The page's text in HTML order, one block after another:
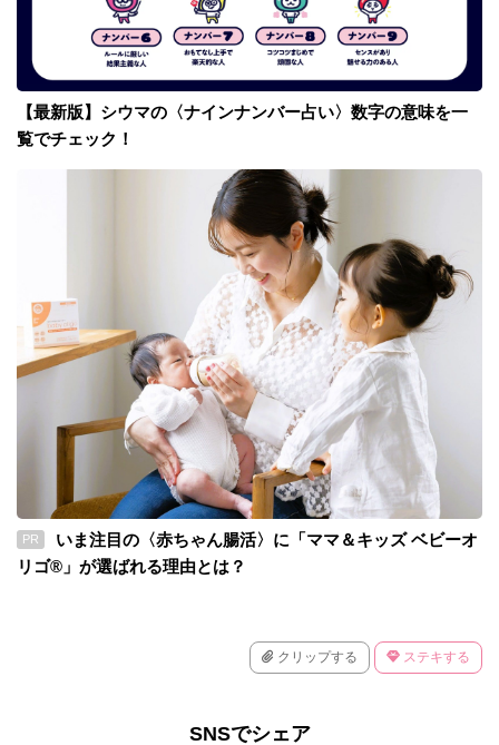
【最新版】シウマの〈ナインナンバー占い〉数字の意味を一
覧でチェック！
PR
いま注目の〈赤ちゃん腸活〉に「ママ＆キッズ ベビーオ
リゴ®」が選ばれる理由とは？
クリップする ステキする
SNSでシェア